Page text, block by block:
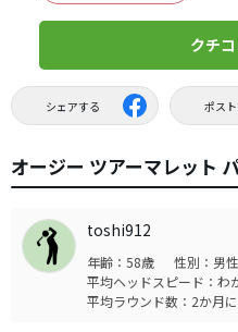
クチ
シェアする ポス
オージー ツアーマレット
toshi912
年齢：58歳 性別：男性
平均ヘッドスピード：わ
平均ラウンド数：2か月